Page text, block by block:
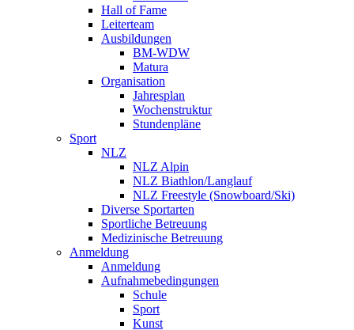
Hall of Fame
Leiterteam
Ausbildungen
BM-WDW
Matura
Organisation
Jahresplan
Wochenstruktur
Stundenpläne
Sport
NLZ
NLZ Alpin
NLZ Biathlon/Langlauf
NLZ Freestyle (Snowboard/Ski)
Diverse Sportarten
Sportliche Betreuung
Medizinische Betreuung
Anmeldung
Anmeldung
Aufnahmebedingungen
Schule
Sport
Kunst